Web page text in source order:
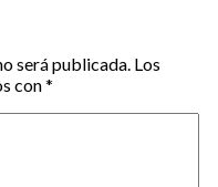
será publicada. Los
con*